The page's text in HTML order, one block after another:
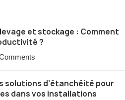
et stockage : Comment
?
solutions d’étanchéité pour
dans vos installations